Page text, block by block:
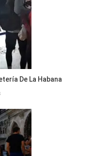
De La Habana